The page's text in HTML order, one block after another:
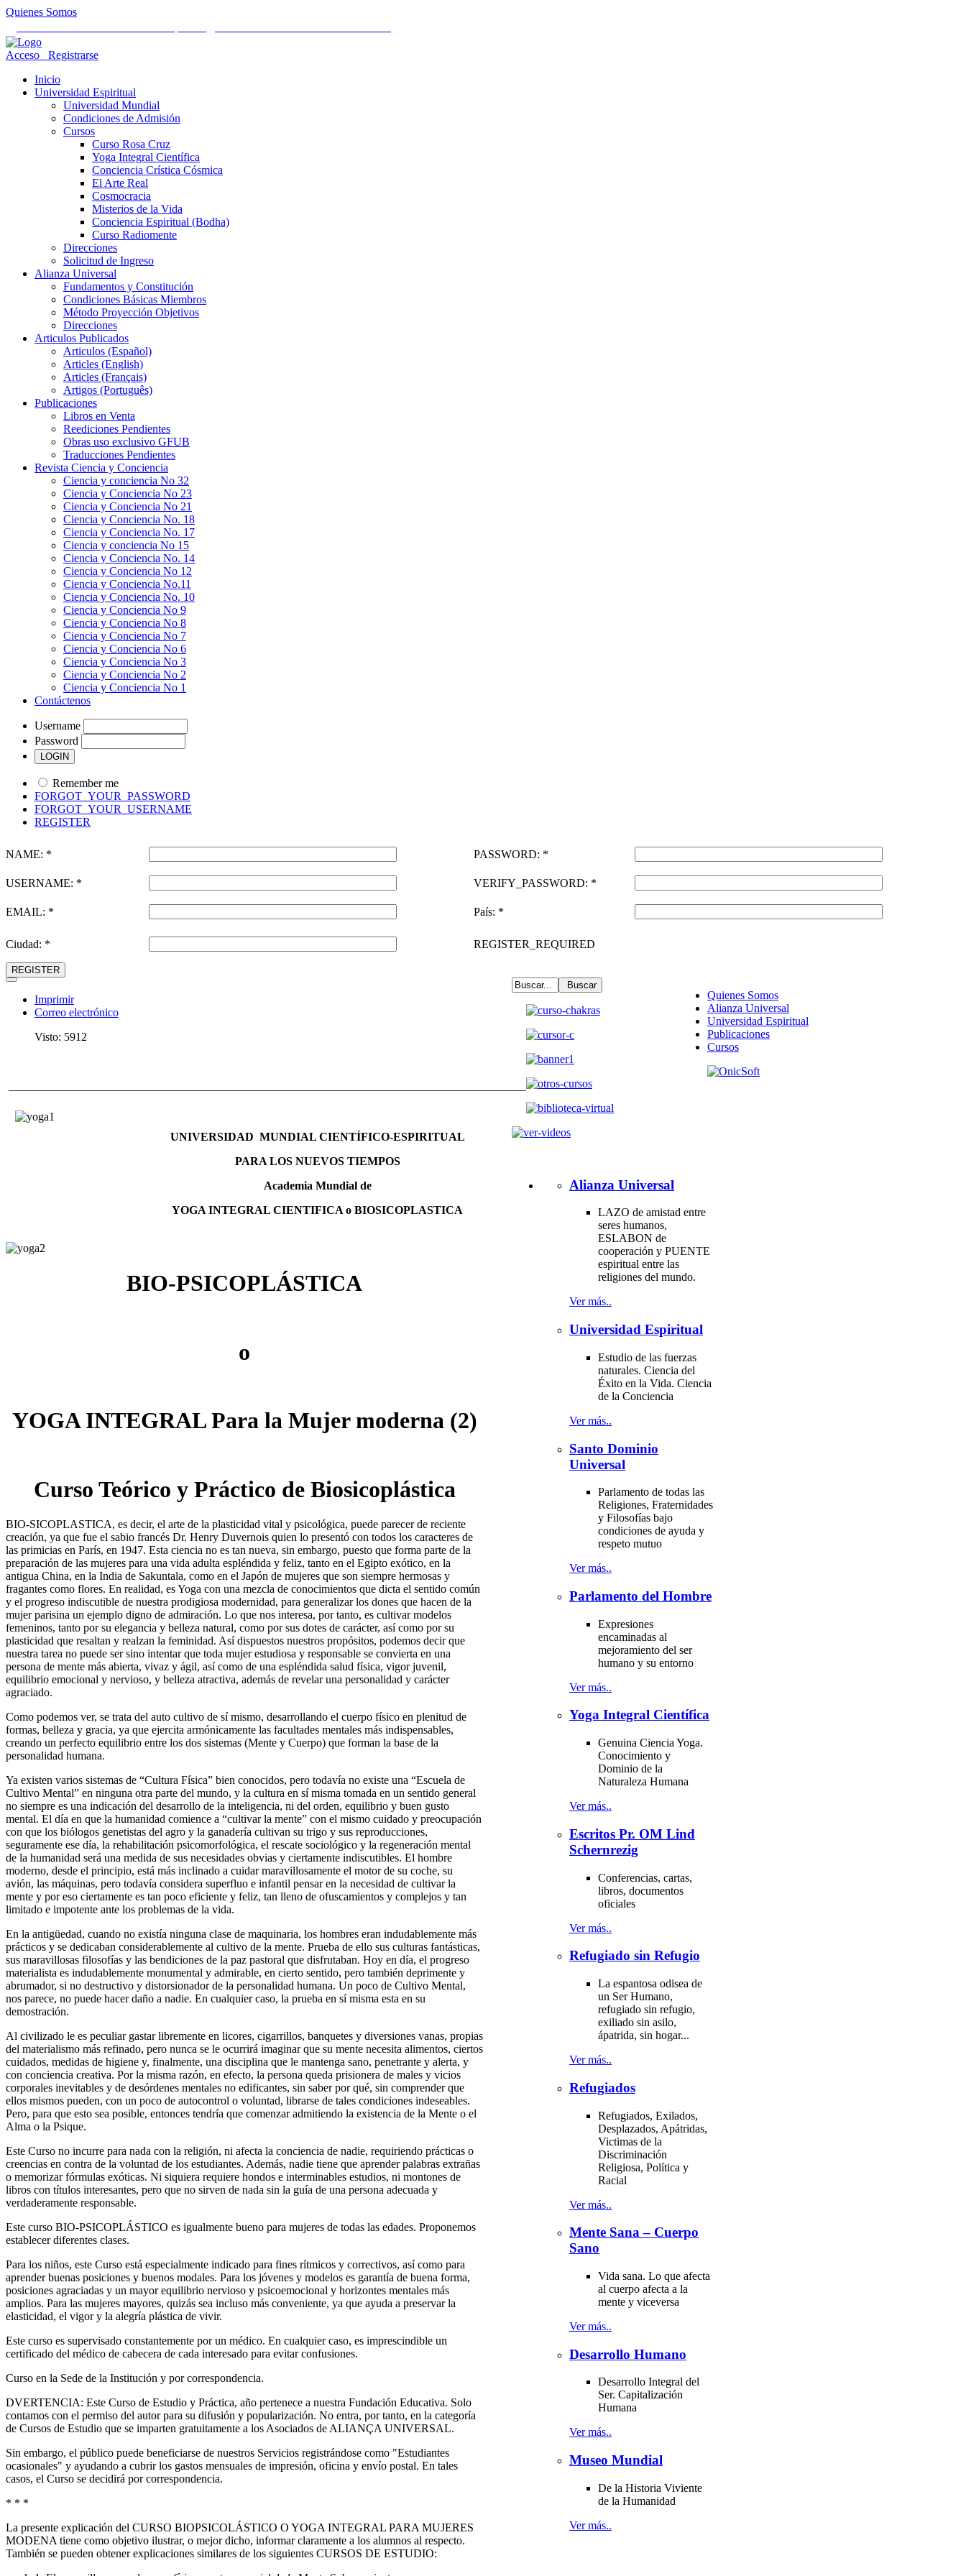
Quienes Somos
Acceso
Registrarse
Inicio
Universidad Espiritual
Universidad Mundial
Condiciones de Admisión
Cursos
Curso Rosa Cruz
Yoga Integral Científica
Conciencia Crística Cósmica
El Arte Real
Cosmocracia
Misterios de la Vida
Conciencia Espiritual (Bodha)
Curso Radiomente
Direcciones
Solicitud de Ingreso
Alianza Universal
Fundamentos y Constitución
Condiciones Básicas Miembros
Método Proyección Objetivos
Direcciones
Articulos Publicados
Articulos (Español)
Articles (English)
Articles (Français)
Artigos (Português)
Publicaciones
Libros en Venta
Reediciones Pendientes
Obras uso exclusivo GFUB
Traducciones Pendientes
Revista Ciencia y Conciencia
Ciencia y conciencia No 32
Ciencia y Conciencia No 23
Ciencia y Conciencia No 21
Ciencia y Conciencia No. 18
Ciencia y Conciencia No. 17
Ciencia y conciencia No 15
Ciencia y Conciencia No. 14
Ciencia y Conciencia No 12
Ciencia y Conciencia No.11
Ciencia y Conciencia No. 10
Ciencia y Conciencia No 9
Ciencia y Conciencia No 8
Ciencia y Conciencia No 7
Ciencia y Conciencia No 6
Ciencia y Conciencia No 3
Ciencia y Conciencia No 2
Ciencia y Conciencia No 1
Contáctenos
Username
Password
Remember me
FORGOT_YOUR_PASSWORD
FORGOT_YOUR_USERNAME
REGISTER
NAME: * PASSWORD: *
USERNAME: * VERIFY_PASSWORD: *
EMAIL: * País: *
Ciudad: * REGISTER_REQUIRED
REGISTER
Imprimir
Correo electrónico
Visto: 5912
UNIVERSIDAD MUNDIAL CIENTÍFICO-ESPIRITUAL
PARA LOS NUEVOS TIEMPOS
Academia Mundial de
YOGA INTEGRAL CIENTIFICA o BIOSICOPLASTICA
BIO-PSICOPLÁSTICA
o
YOGA INTEGRAL Para la Mujer moderna (2)
Curso Teórico y Práctico de Biosicoplástica
BIO-SICOPLASTICA, es decir, el arte de la plasticidad vital y psicológica, puede parecer de reciente
creación, ya que fue el sabio francés Dr. Henry Duvernois quien lo presentó con todos los caracteres de
las primicias en París, en 1947. Esta ciencia no es tan nueva, sin embargo, puesto que forma parte de la
preparación de las mujeres para una vida adulta espléndida y feliz, tanto en el Egipto exótico, en la
antigua China, en la India de Sakuntala, como en el Japón de mujeres que son siempre hermosas y
fragantes como flores. En realidad, es Yoga con una mezcla de conocimientos que dicta el sentido común
y el progreso indiscutible de nuestra prodigiosa modernidad, para generalizar los dones que hacen de la
mujer parisina un ejemplo digno de admiración. Lo que nos interesa, por tanto, es cultivar modelos
femeninos, tanto por su elegancia y belleza natural, como por sus dotes de carácter, así como por su
plasticidad que resaltan y realzan la feminidad. Así dispuestos nuestros propósitos, podemos decir que
nuestra tarea no puede ser sino intentar que toda mujer estudiosa y responsable se convierta en una
persona de mente más abierta, vivaz y ágil, así como de una espléndida salud física, vigor juvenil,
equilibrio emocional y nervioso, y belleza atractiva, además de revelar una personalidad y carácter
agraciado.
Como podemos ver, se trata del auto cultivo de sí mismo, desarrollando el cuerpo físico en plenitud de
formas, belleza y gracia, ya que ejercita armónicamente las facultades mentales más indispensables,
creando un perfecto equilibrio entre los dos sistemas (Mente y Cuerpo) que forman la base de la
personalidad humana.
Ya existen varios sistemas de “Cultura Física” bien conocidos, pero todavía no existe una “Escuela de
Cultivo Mental” en ninguna otra parte del mundo, y la cultura en sí misma tomada en un sentido general
no siempre es una indicación del desarrollo de la inteligencia, ni del orden, equilibrio y buen gusto
mental. El día en que la humanidad comience a “cultivar la mente” con el mismo cuidado y preocupación
con que los biólogos genetistas del agro y la ganadería cultivan su trigo y sus reproducciones,
seguramente ese día, la rehabilitación psicomorfológica, el rescate sociológico y la regeneración mental
de la humanidad será una medida de sus necesidades obvias y ciertamente indiscutibles. El hombre
moderno, desde el principio, está más inclinado a cuidar maravillosamente el motor de su coche, su
avión, las máquinas, pero todavía considera superfluo e infantil pensar en la necesidad de cultivar la
mente y por eso ciertamente es tan poco eficiente y feliz, tan lleno de ofuscamientos y complejos y tan
limitado e impotente ante los problemas de la vida.
En la antigüedad, cuando no existía ninguna clase de maquinaria, los hombres eran indudablemente más
prácticos y se dedicaban considerablemente al cultivo de la mente. Prueba de ello sus culturas fantásticas,
sus maravillosas filosofías y las bendiciones de la paz pastoral que disfrutaban. Hoy en día, el progreso
materialista es indudablemente monumental y admirable, en cierto sentido, pero también deprimente y
abrumador, si no destructivo y distorsionador de la personalidad humana. Un poco de Cultivo Mental,
nos parece, no puede hacer daño a nadie. En cualquier caso, la prueba en sí misma esta en su
demostración.
Al civilizado le es peculiar gastar libremente en licores, cigarrillos, banquetes y diversiones vanas, propias
del materialismo más refinado, pero nunca se le ocurrirá imaginar que su mente necesita alimentos, ciertos
cuidados, medidas de higiene y, finalmente, una disciplina que le mantenga sano, penetrante y alerta, y
con conciencia creativa. Por la misma razón, en efecto, la persona queda prisionera de males y vicios
corporales inevitables y de desórdenes mentales no edificantes, sin saber por qué, sin comprender que
ellos mismos pueden, con un poco de autocontrol o voluntad, librarse de tales condiciones indeseables.
Pero, para que esto sea posible, entonces tendría que comenzar admitiendo la existencia de la Mente o el
Alma o la Psique.
Este Curso no incurre para nada con la religión, ni afecta la conciencia de nadie, requiriendo prácticas o
creencias en contra de la voluntad de los estudiantes. Además, nadie tiene que aprender palabras extrañas
o memorizar fórmulas exóticas. Ni siquiera requiere hondos e interminables estudios, ni montones de
libros con títulos interesantes, pero que no sirven de nada sin la guía de una persona adecuada y
verdaderamente responsable.
Este curso BIO-PSICOPLÁSTICO es igualmente bueno para mujeres de todas las edades. Proponemos
establecer diferentes clases.
Para los niños, este Curso está especialmente indicado para fines rítmicos y correctivos, así como para
aprender buenas posiciones y buenos modales. Para los jóvenes y modelos es garantía de buena forma,
posiciones agraciadas y un mayor equilibrio nervioso y psicoemocional y horizontes mentales más
amplios. Para las mujeres mayores, quizás sea incluso más conveniente, ya que ayuda a preservar la
elasticidad, el vigor y la alegría plástica de vivir.
Este curso es supervisado constantemente por un médico. En cualquier caso, es imprescindible un
certificado del médico de cabecera de cada interesado para evitar confusiones.
Curso en la Sede de la Institución y por correspondencia.
DVERTENCIA: Este Curso de Estudio y Práctica, año pertenece a nuestra Fundación Educativa. Solo
contamos con el permiso del autor para su difusión y popularización. No entra, por tanto, en la categoría
de Cursos de Estudio que se imparten gratuitamente a los Asociados de ALIANÇA UNIVERSAL.
Sin embargo, el público puede beneficiarse de nuestros Servicios registrándose como "Estudiantes
ocasionales" y ayudando a cubrir los gastos mensuales de impresión, oficina y envío postal. En tales
casos, el Curso se decidirá por correspondencia.
* * *
La presente explicación del CURSO BIOPSICOLÁSTICO O YOGA INTEGRAL PARA MUJERES
MODENA tiene como objetivo ilustrar, o mejor dicho, informar claramente a los alumnos al respecto.
También se pueden obtener explicaciones similares de los siguientes CURSOS DE ESTUDIO:
Alianza Universal
LAZO de amistad entre
seres humanos,
ESLABON de
cooperación y PUENTE
espiritual entre las
religiones del mundo.
Ver más..
Universidad Espiritual
Estudio de las fuerzas
naturales. Ciencia del
Éxito en la Vida. Ciencia
de la Conciencia
Ver más..
Santo Dominio
Universal
Parlamento de todas las
Religiones, Fraternidades
y Filosofías bajo
condiciones de ayuda y
respeto mutuo
Ver más..
Parlamento del Hombre
Expresiones
encaminadas al
mejoramiento del ser
humano y su entorno
Ver más..
Yoga Integral Científica
Genuina Ciencia Yoga.
Conocimiento y
Dominio de la
Naturaleza Humana
Ver más..
Escritos Pr. OM Lind
Schernrezig
Conferencias, cartas,
libros, documentos
oficiales
Ver más..
Refugiado sin Refugio
La espantosa odisea de
un Ser Humano,
refugiado sin refugio,
exiliado sin asilo,
ápatrida, sin hogar...
Ver más..
Refugiados
Refugiados, Exilados,
Desplazados, Apátridas,
Victimas de la
Discriminación
Religiosa, Política y
Racial
Ver más..
Mente Sana – Cuerpo
Sano
Vida sana. Lo que afecta
al cuerpo afecta a la
mente y viceversa
Ver más..
Desarrollo Humano
Desarrollo Integral del
Ser. Capitalización
Humana
Ver más..
Museo Mundial
De la Historia Viviente
de la Humanidad
Ver más..
Quienes Somos
Alianza Universal
Universidad Espiritual
Publicaciones
Cursos